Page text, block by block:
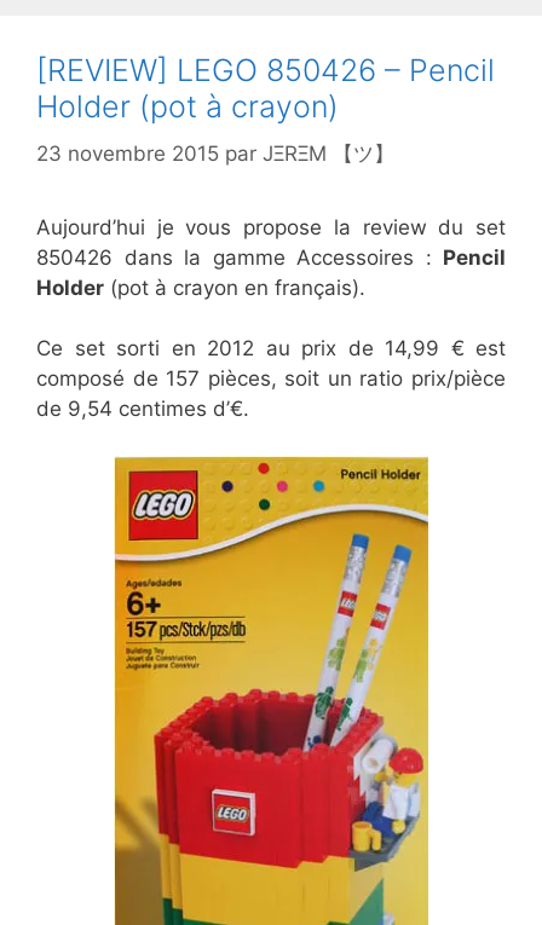
[REVIEW] LEGO 850426 – Pencil
Holder (pot à crayon)
23 novembre 2015 par JΞRΞM 【ツ】
Aujourd’hui je vous propose la review du set
850426 dans la gamme Accessoires : Pencil
Holder (pot à crayon en français).
Ce set sorti en 2012 au prix de 14,99 € est
composé de 157 pièces, soit un ratio prix/pièce
de 9,54 centimes d’€.